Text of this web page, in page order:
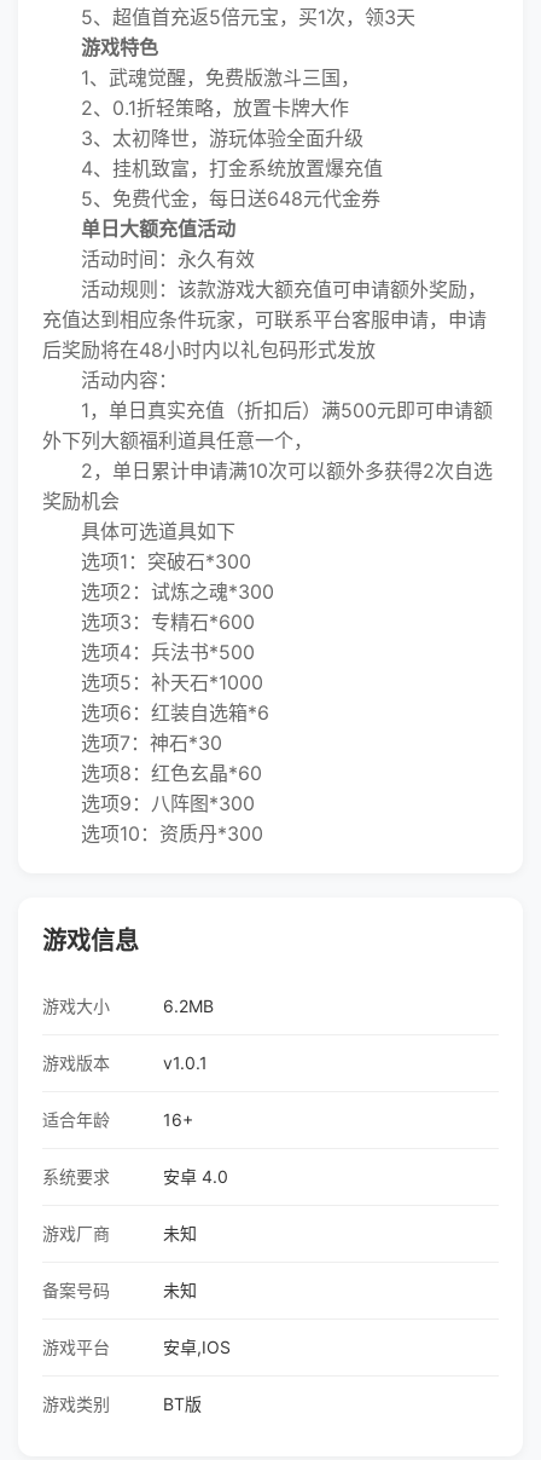
5、超值首充返5倍元宝，买1次，领3天
游戏特色
1、武魂觉醒，免费版激斗三国，
2、0.1折轻策略，放置卡牌大作
3、太初降世，游玩体验全面升级
4、挂机致富，打金系统放置爆充值
5、免费代金，每日送648元代金券
单日大额充值活动
活动时间：永久有效
活动规则：该款游戏大额充值可申请额外奖励，
充值达到相应条件玩家，可联系平台客服申请，申请
后奖励将在48小时内以礼包码形式发放
活动内容：
1，单日真实充值（折扣后）满500元即可申请额
外下列大额福利道具任意一个，
2，单日累计申请满10次可以额外多获得2次自选
奖励机会
具体可选道具如下
选项1：突破石*300
选项2：试炼之魂*300
选项3：专精石*600
选项4：兵法书*500
选项5：补天石*1000
选项6：红装自选箱*6
选项7：神石*30
选项8：红色玄晶*60
选项9：八阵图*300
选项10：资质丹*300
游戏信息
游戏大小 6.2MB
游戏版本 v1.0.1
适合年龄 16+
系统要求 安卓 4.0
游戏厂商 未知
备案号码 未知
游戏平台 安卓,IOS
游戏类别 BT版